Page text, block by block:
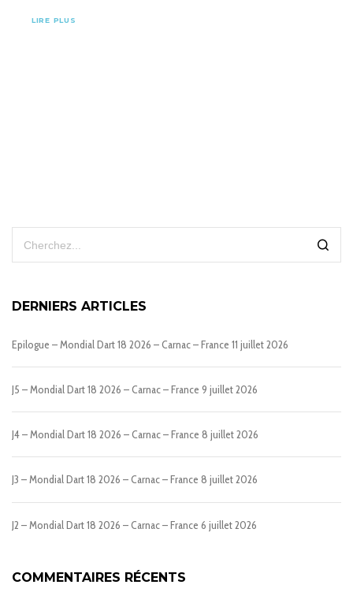
LIRE PLUS
DERNIERS ARTICLES
Epilogue – Mondial Dart 18 2026 – Carnac – France 11 juillet 2026
J5 – Mondial Dart 18 2026 – Carnac – France 9 juillet 2026
J4 – Mondial Dart 18 2026 – Carnac – France 8 juillet 2026
J3 – Mondial Dart 18 2026 – Carnac – France 8 juillet 2026
J2 – Mondial Dart 18 2026 – Carnac – France 6 juillet 2026
COMMENTAIRES RÉCENTS